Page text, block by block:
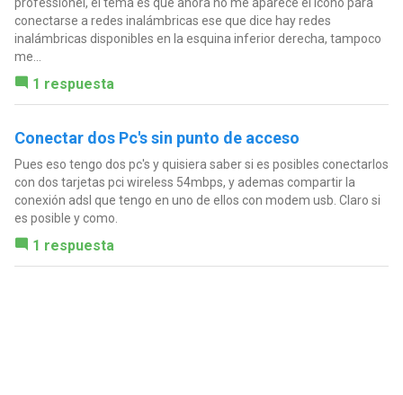
conectarse a redes inalámbricas ese que dice hay redes
inalámbricas disponibles en la esquina inferior derecha, tampoco
me...
1 respuesta
Conectar dos Pc's sin punto de acceso
Pues eso tengo dos pc's y quisiera saber si es posibles conectarlos
con dos tarjetas pci wireless 54mbps, y ademas compartir la
conexión adsl que tengo en uno de ellos con modem usb. Claro si
es posible y como.
1 respuesta